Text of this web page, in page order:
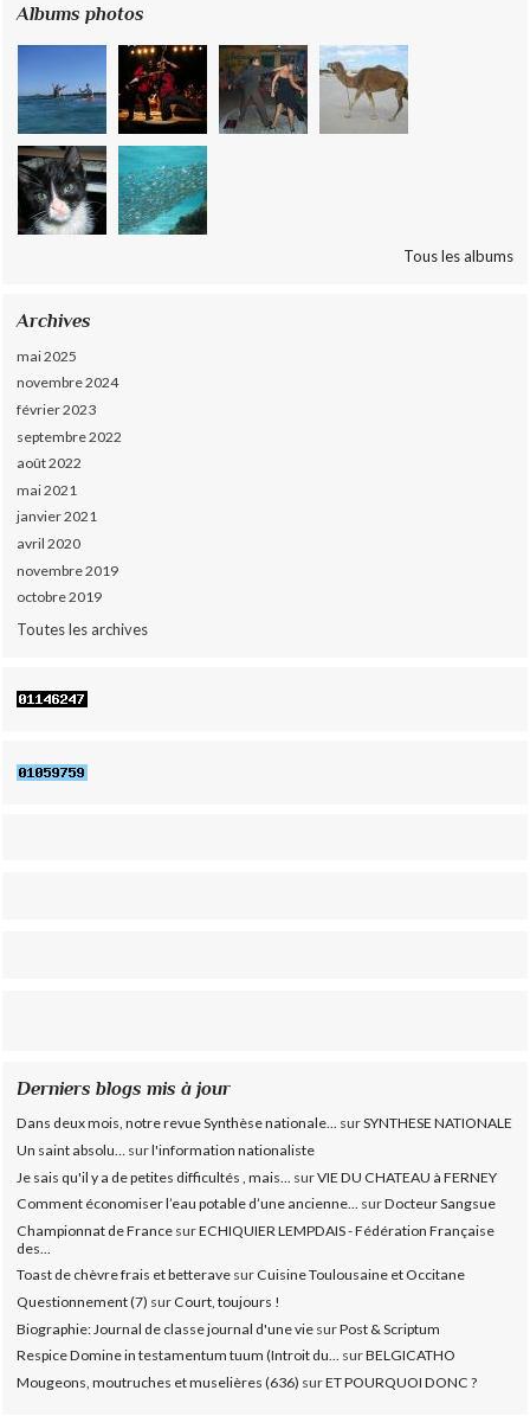
Albums photos
Tous les albums
Archives
mai 2025
novembre 2024
février 2023
septembre 2022
août 2022
mai 2021
janvier 2021
avril 2020
novembre 2019
octobre 2019
Toutes les archives
Derniers blogs mis à jour
Dans deux mois, notre revue Synthèse nationale... surSYNTHESE NATIONALE
Un saint absolu… surl'information nationaliste
Je sais qu'il y a de petites difficultés , mais...
surVIE DU CHATEAU à FERNEY
Comment économiser l’eau potable d’une ancienne... surDocteur Sangsue
Championnat de France surECHIQUIER LEMPDAIS - Fédération Française
des...
Toast de chèvre frais et betterave surCuisine Toulousaine et Occitane
Questionnement (7) surCourt, toujours !
Biographie: Journal de classe journal d'une vie surPost & Scriptum
Respice Domine in testamentum tuum (Introit du... surBELGICATHO
Mougeons, moutruches et muselières (636) surET POURQUOI DONC ?